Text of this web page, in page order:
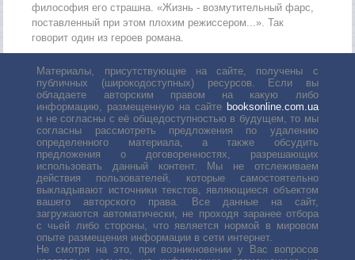
философия его страшна. «Жизнь - возмутительный фарс,
поставленный при этом плохим режиссером...». Так
говорит один из героев романа.
Материалы, присутствующие на сайте, получены с
публичных (широкодоступных) ресурсов. Если вы
обладаете авторским правом на какую либо
информацию, размещенную на сайте booksonline.com.ua
и не согласны с её общедоступностью в будущем, то мы
согласны рассмотреть предложения по удалению
определенного материала, а также обсудить
предложения о договоренностях, разрешающих
использовать данный контент. Мы не отслеживаем
действия пользователей, которые самостоятельно
выкладывают источники текстов, являющиеся объектом
вашего авторского права. Все данные на сайт,
загружаются автоматически, не проходя заранее отбора
с чьей либо стороны, что является нормой в мировом
опыте размещения информации в сети интернет.
Не смотря на это, при возникновении у Вас вопросов